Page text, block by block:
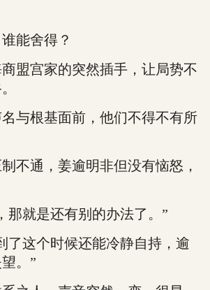
能舍得？
宫家的突然插手，让局势不
根基面前，他们不得不有所
通，姜逾明非但没有恼怒，
就是还有别的办法了。”
个时候还能冷静自持，逾
。”